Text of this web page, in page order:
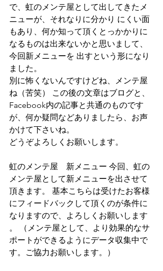
で、虹のメンテ屋として出してきたメ
ニューが、それなりに分かり にくい面
もあり、何か知って頂くとっかかりに
なるものは出来ないかと思いまして、
今回新メニューを 出すという形になり
ました。
別に怖くないんですけどね、メンテ屋
ね（苦笑） この後の文章はブログと、
Facebook内の記事と共通のものです
が、何か疑問などありましたら、お声
かけて下さいね。
どうぞよろしくお願いします。
虹のメンテ屋　新メニュー 今回、虹の
メンテ屋として新メニューを出させて
頂きます。 基本こちらは受けたお客様
にフィードバックして頂くのが条件に
なりますので、よろしくお願いします
。 （メンテ屋として、より効果的なサ
ポートができるようにデータ収集中で
す。ご協力お願いします。）